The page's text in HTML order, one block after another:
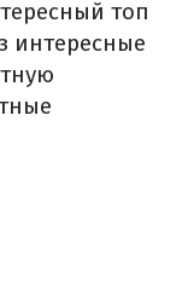
топ
интересные